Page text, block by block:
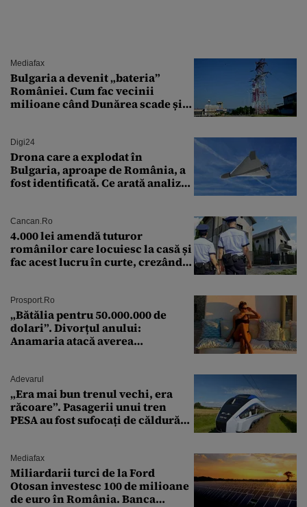
Mediafax
Bulgaria a devenit „bateria”
României. Cum fac vecinii
milioane când Dunărea scade și
Digi24
Drona care a explodat în
Bulgaria, aproape de România, a
fost identificată. Ce arată analiza
Cancan.ro
4.000 lei amendă tuturor
românilor care locuiesc la casă și
fac acest lucru în curte, crezând
Prosport.ro
„Bătălia pentru 50.000.000 de
dolari”. Divorțul anului:
Anamaria atacă averea
Adevarul
„Era mai bun trenul vechi, era
răcoare”. Pasagerii unui tren
PESA au fost sufocați de căldură
Mediafax
Miliardarii turci de la Ford
Otosan investesc 100 de milioane
de euro în România. Banca